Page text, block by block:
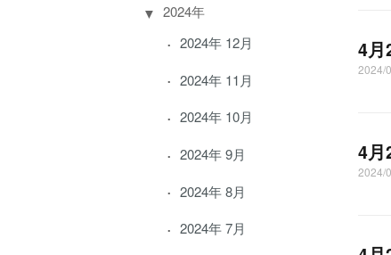
2024年
2024年 12月
2024年 11月
2024年 10月
2024年 9月
2024年 8月
2024年 7月
4月
2024/
4月
2024/